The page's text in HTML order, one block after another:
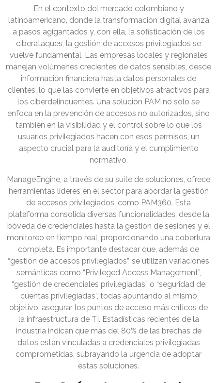
En el contexto del mercado colombiano y
latinoamericano, donde la transformación digital avanza
a pasos agigantados y, con ella, la sofisticación de los
ciberataques, la gestión de accesos privilegiados se
vuelve fundamental. Las empresas locales y regionales
manejan volúmenes crecientes de datos sensibles, desde
información financiera hasta datos personales de
clientes, lo que las convierte en objetivos atractivos para
los ciberdelincuentes. Una solución PAM no solo se
enfoca en la prevención de accesos no autorizados, sino
también en la visibilidad y el control sobre lo que los
usuarios privilegiados hacen con esos permisos, un
aspecto crucial para la auditoría y el cumplimiento
normativo.
ManageEngine, a través de su suite de soluciones, ofrece
herramientas líderes en el sector para abordar la gestión
de accesos privilegiados, como PAM360. Esta
plataforma consolida diversas funcionalidades, desde la
bóveda de credenciales hasta la gestión de sesiones y el
monitoreo en tiempo real, proporcionando una cobertura
completa. Es importante destacar que, además de
“gestión de accesos privilegiados”, se utilizan variaciones
semánticas como “Privileged Access Management”,
“gestión de credenciales privilegiadas” o “seguridad de
cuentas privilegiadas”, todas apuntando al mismo
objetivo: asegurar los puntos de acceso más críticos de
la infraestructura de TI. Estadísticas recientes de la
industria indican que más del 80% de las brechas de
datos están vinculadas a credenciales privilegiadas
comprometidas, subrayando la urgencia de adoptar
estas soluciones.